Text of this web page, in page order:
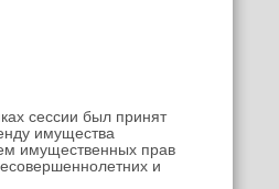
сессии был принят
имущества
имущественных прав
и